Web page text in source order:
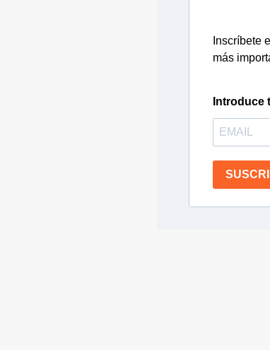
Inscríbete
más
Introduce